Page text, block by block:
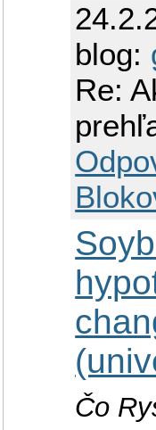
blog:
Re:
Čo